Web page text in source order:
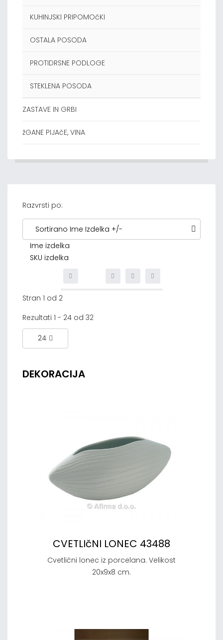
KUHINJSKI PRIPOMOčKI
OSTALA POSODA
PROTIDRSNE PODLOGE
STEKLENA POSODA
ZASTAVE IN GRBI
žGANE PIJAčE, VINA
Razvrsti po:
Sortirano Ime Izdelka +/-
Ime izdelka
SKU izdelka
Stran 1 od 2
Rezultati 1 - 24 od 32
24
DEKORACIJA
CVETLIčNI LONEC 43488
Cvetlični lonec iz porcelana. Velikost
20x9x8 cm.